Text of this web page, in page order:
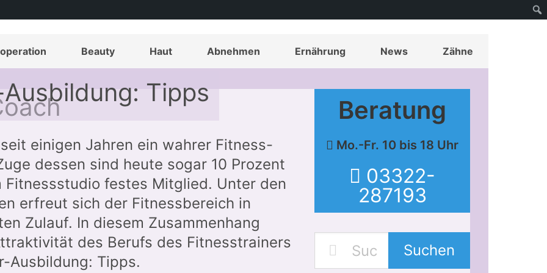
Beauty Haut Abnehmen Ernährung News Zähne
Tipps
einigen Jahren ein wahrer Fitness-
dessen sind heute sogar 10 Prozent
Fitnessstudio festes Mitglied. Unter den
erfreut sich der Fitnessbereich in
Zulauf. In diesem Zusammenhang
des Berufs des Fitnesstrainers
Ausbildung: Tipps.
Beratung
Mo.-Fr. 10 bis 18 Uhr
03322-
287193
Suchen